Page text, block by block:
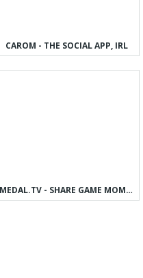
CAROM - THE SOCIAL APP, IRL
MEDAL.TV - SHARE GAME MOMENTS